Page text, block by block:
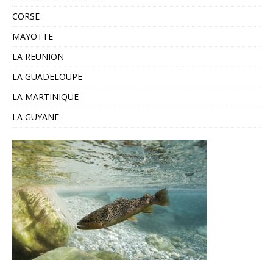
CORSE
MAYOTTE
LA REUNION
LA GUADELOUPE
LA MARTINIQUE
LA GUYANE